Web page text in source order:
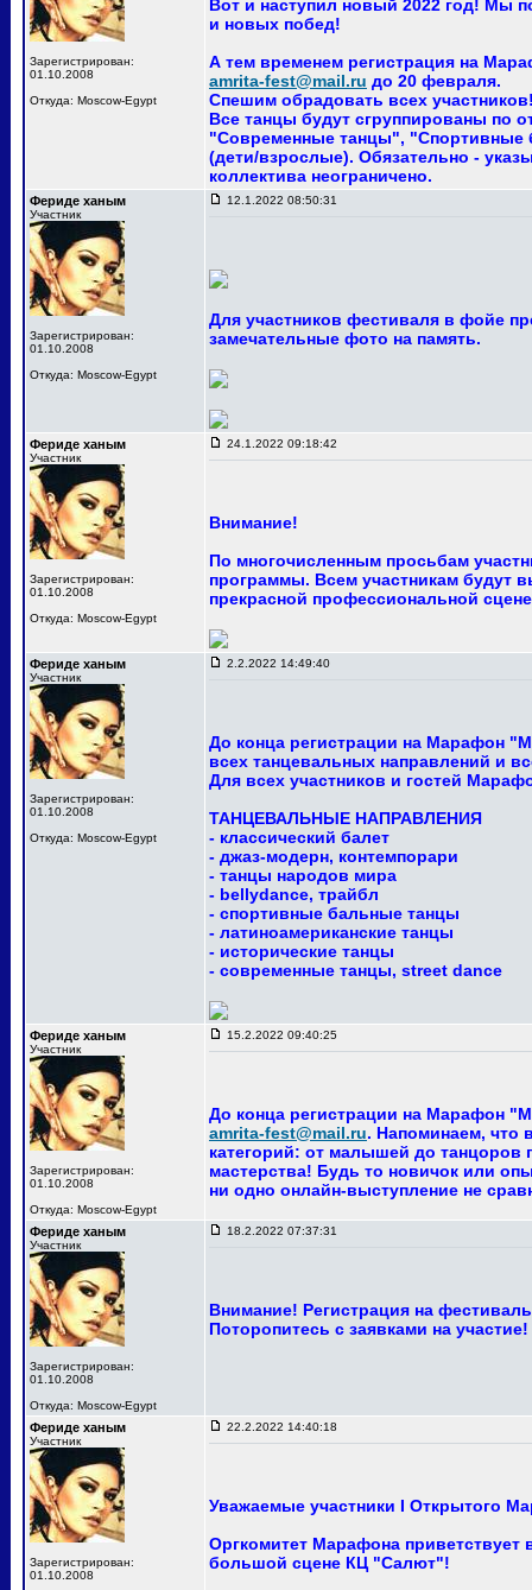
Зарегистрирован:
01.10.2008
Откуда: Moscow-Egypt
Вот и наступил новый 2022 год! Мы
и новых побед!
А тем временем регистрация на
amrita-fest@mail.ru до 20 февраля.
Спешим обрадовать всех
Все танцы будут сгруппированы по
"Современные танцы", "Спортивные
(дети/взрослые). Обязательно -
коллектива неограничено.
Фериде ханым
Участник
Зарегистрирован:
01.10.2008
Откуда: Moscow-Egypt
12.1.2022 08:50:31
Для участников фестиваля в фойе
замечательные фото на память.
Фериде ханым
Участник
Зарегистрирован:
01.10.2008
Откуда: Moscow-Egypt
24.1.2022 09:18:42
Внимание!
По многочисленным просьбам
программы. Всем участникам будут
прекрасной профессиональной
Фериде ханым
Участник
Зарегистрирован:
01.10.2008
Откуда: Moscow-Egypt
2.2.2022 14:49:40
До конца регистрации на Марафон
всех танцевальных направлений и
Для всех участников и гостей
ТАНЦЕВАЛЬНЫЕ НАПРАВЛЕНИЯ
- классический балет
- джаз-модерн, контемпорари
- танцы народов мира
- bellydance, трайбл
- спортивные бальные танцы
- латиноамериканские танцы
- исторические танцы
- современные танцы, street dance
Фериде ханым
Участник
Зарегистрирован:
01.10.2008
Откуда: Moscow-Egypt
15.2.2022 09:40:25
До конца регистрации на Марафон
amrita-fest@mail.ru. Напоминаем, что
категорий: от малышей до танцоров
мастерства! Будь то новичок или
ни одно онлайн-выступление не
Фериде ханым
Участник
Зарегистрирован:
01.10.2008
Откуда: Moscow-Egypt
18.2.2022 07:37:31
Внимание! Регистрация на
Поторопитесь с заявками на участие!
Фериде ханым
Участник
Зарегистрирован:
01.10.2008
22.2.2022 14:40:18
Уважаемые участники I Открытого
Оргкомитет Марафона приветствует
большой сцене КЦ "Салют"!